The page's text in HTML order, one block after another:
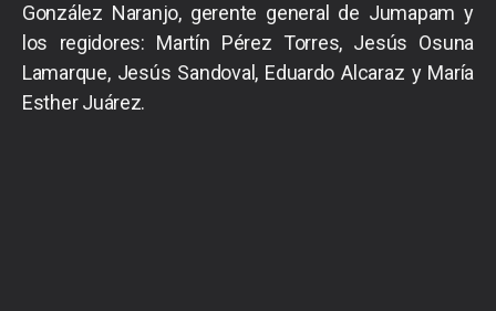
González Naranjo, gerente general de Jumapam y
los regidores: Martín Pérez Torres, Jesús Osuna
Lamarque, Jesús Sandoval, Eduardo Alcaraz y María
Esther Juárez.